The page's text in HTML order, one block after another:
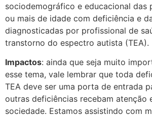
sociodemográfico e educacional das
ou mais de idade com deficiência e
diagnosticadas por profissional de
transtorno do espectro autista (TEA).
Impactos: ainda que seja muito
esse tema, vale lembrar que toda
TEA deve ser uma porta de entrada
outras deficiências recebam atenção
sociedade. Estamos assistindo com